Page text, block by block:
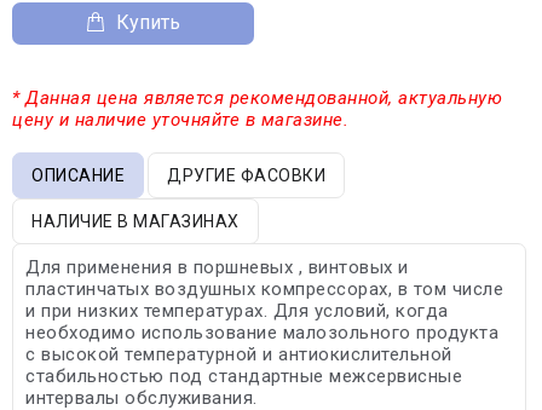
Купить
* Данная цена является рекомендованной, актуальную
цену и наличие уточняйте в магазине.
ОПИСАНИЕ ДРУГИЕ ФАСОВКИ
НАЛИЧИЕ В МАГАЗИНАХ
Для применения в поршневых , винтовых и
пластинчатых воздушных компрессорах, в том числе
и при низких температурах. Для условий, когда
необходимо использование малозольного продукта
с высокой температурной и антиокислительной
стабильностью под стандартные межсервисные
интервалы обслуживания.